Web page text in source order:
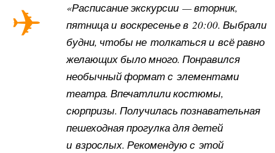
«Расписание экскурсии — вторник,
пятница и воскресенье в 20:00. Выбрали
будни, чтобы не толкаться и всё равно
желающих было много. Понравился
необычный формат с элементами
театра. Впечатлили костюмы,
сюрпризы. Получилась познавательная
пешеходная прогулка для детей
и взрослых. Рекомендую с этой